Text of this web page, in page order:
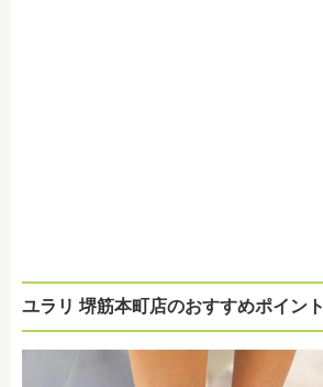
ユラリ 堺筋本町店のおすすめポイント